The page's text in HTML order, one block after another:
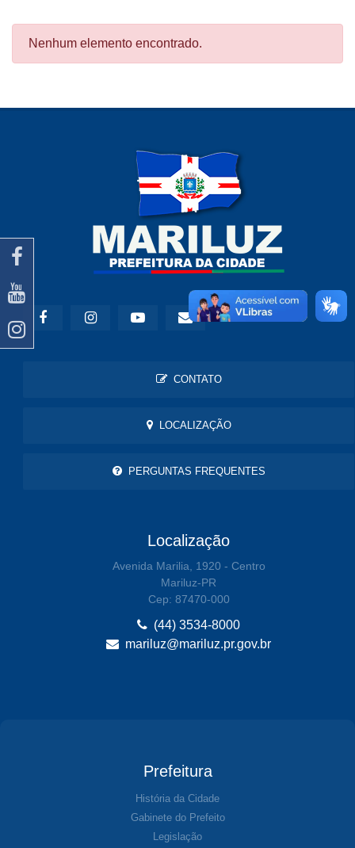
Nenhum elemento encontrado.
CONTATO
LOCALIZAÇÃO
PERGUNTAS FREQUENTES
Localização
Avenida Marilia, 1920 - Centro
Mariluz-PR
Cep: 87470-000
(44) 3534-8000
mariluz@mariluz.pr.gov.br
Prefeitura
História da Cidade
Gabinete do Prefeito
Legislação